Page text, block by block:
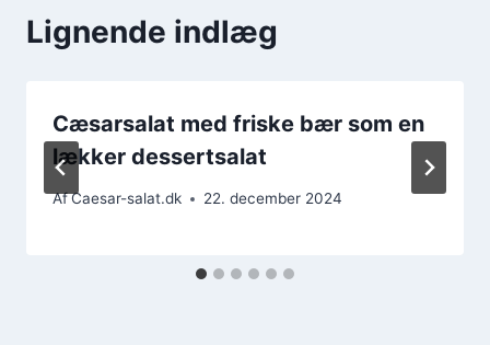
Lignende indlæg
Cæsarsalat med friske bær som en
lækker dessertsalat
AfCaesar-salat.dk 22. december 2024